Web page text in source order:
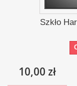
Szkło
10,00 zł